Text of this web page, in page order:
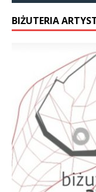
BIŻUTERIA